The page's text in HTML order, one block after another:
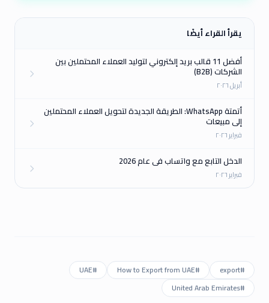
يقرأ القراء أيضًا
أفضل 11 قالب بريد إلكتروني لتوليد العملاء المحتملين بين
الشركات (B2B)
أبريل ٢٠٢٦
أتمتة WhatsApp: الطريقة الجديدة لتحويل العملاء المحتملين
إلى مبيعات
فبراير ٢٠٢٦
الدخل التابع مع واتساب في عام 2026
فبراير ٢٠٢٦
#
export
#
How to Export from UAE
#
UAE
#
United Arab Emirates